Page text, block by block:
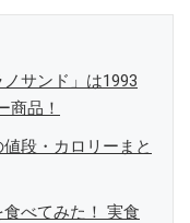
サンド」は1993
商品！
段・カロリーまと
べてみた！ 実食